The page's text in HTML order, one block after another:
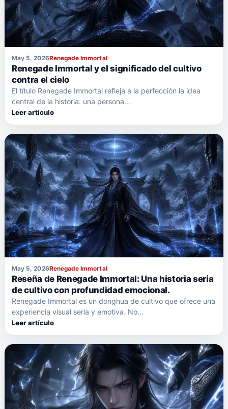
May 5, 2026Renegade Immortal
Renegade Immortal y el significado del cultivo
contra el cielo
El título Renegade Immortal refleja a la perfección la idea
central de la historia: una persona…
Leer artículo
May 5, 2026Renegade Immortal
Reseña de Renegade Immortal: Una historia seria
de cultivo con profundidad emocional.
Renegade Immortal es un donghua de cultivo que ofrece una
experiencia visual seria y emotiva. No…
Leer artículo